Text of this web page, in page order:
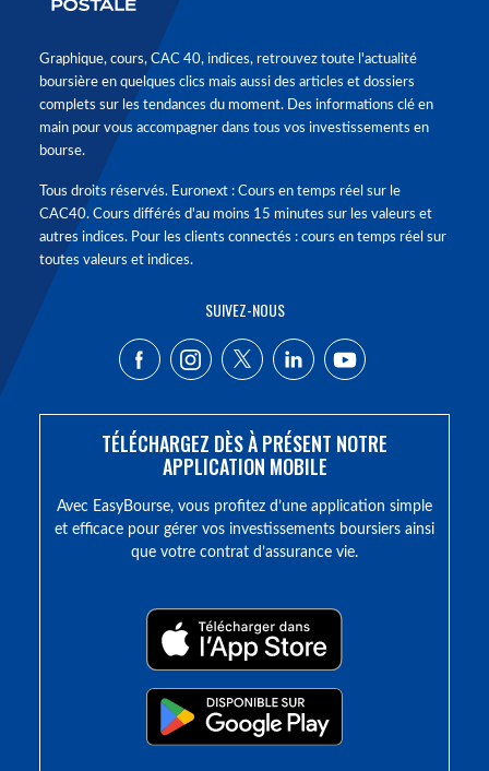
Graphique, cours, CAC 40, indices, retrouvez toute l'actualité
boursière en quelques clics mais aussi des articles et dossiers
complets sur les tendances du moment. Des informations clé en
main pour vous accompagner dans tous vos investissements en
bourse.
Tous droits réservés. Euronext : Cours en temps réel sur le
CAC40. Cours différés d'au moins 15 minutes sur les valeurs et
autres indices. Pour les clients connectés : cours en temps réel sur
toutes valeurs et indices.
SUIVEZ-NOUS
TÉLÉCHARGEZ DÈS À PRÉSENT NOTRE
APPLICATION MOBILE
Avec EasyBourse, vous profitez d’une application simple
et efficace pour gérer vos investissements boursiers ainsi
que votre contrat d’assurance vie.